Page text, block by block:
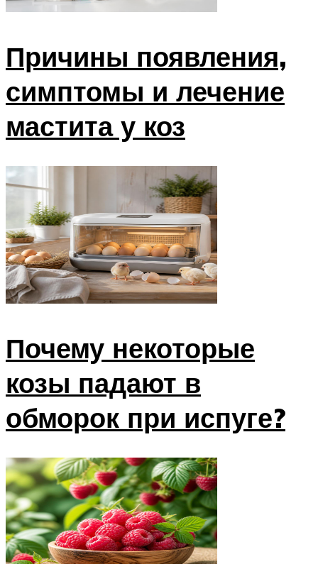
Причины появления,
симптомы и лечение
мастита у коз
Почему некоторые
козы падают в
обморок при испуге?